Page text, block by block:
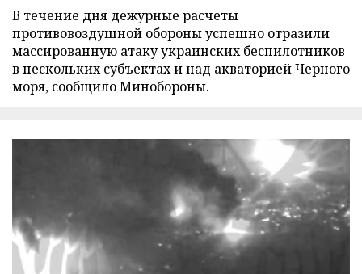
В течение дня дежурные расчеты
противовоздушной обороны успешно отразили
массированную атаку украинских беспилотников
в нескольких субъектах и над акваторией Черного
моря, сообщило Минобороны.